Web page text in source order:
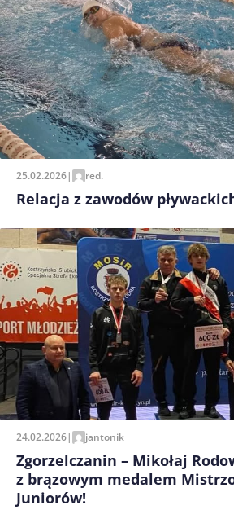
25.02.2026| red.
Relacja z zawodów
24.02.2026| jantonik
Zgorzelczanin – Mikołaj
z brązowym medalem
Juniorów!